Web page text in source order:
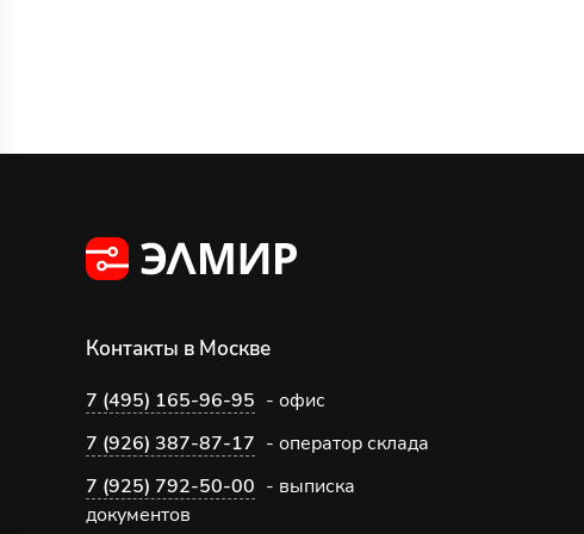
Контакты в Москве
7 (495) 165-96-95 - офис
7 (926) 387-87-17 - оператор склада
7 (925) 792-50-00 - выписка
документов